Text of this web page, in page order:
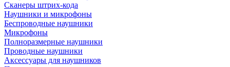
Сканеры штрих-кода
Наушники и микрофоны
Беспроводные наушники
Микрофоны
Полноразмерные наушники
Проводные наушники
Аксессуары для наушников